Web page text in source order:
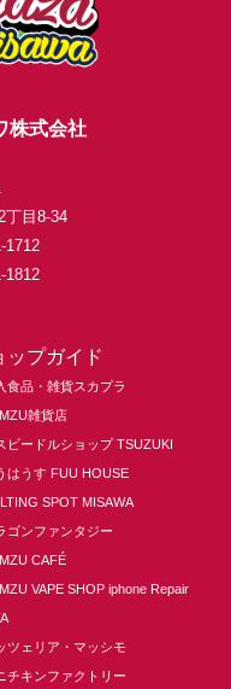
株式会社
丁目8-34
1812
ップガイド
食品・雑貨スカプラ
雑貨店
ビードルショップ TSUZUKI
はうす FUU HOUSE
SPOT MISAWA
ゴンファンタジー
CAFÉ
VAPE SHOP iphone Repair
ツェリア・マッシモ
チキンファクトリー